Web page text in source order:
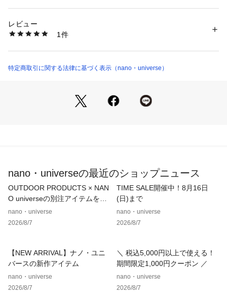
「ダメリーノ」のパンツの裾幅、丈感に合わせ、アッパーとソ
ール巾などを細かく設定したスニーカー。
・モノトーンで設計したシンプルデザイン
■コーディネート
・Damerinoに合わせて着用するのがおすすめ
・カジュアルなお休みの日の足元でも活躍するアイテム
※サンプルにて撮影、採寸を行う為、実際にお届けする商品と
仕様やサイズが異なる場合がございます。予約時は生産の都合
了承下さい。
※光の当たり具合や撮影環境により色味が異なる場合がござい
ます。正しい色味はスタジオ画像の色味をご参照ください。
※こちらの商品はナノ・ユニバースオフィシャルサイトでの試
素材：（甲部）牛革（底材の種類）合成底
洗濯：-
※詳しい洗濯方法については、商品の品質表示タグをご覧ください
6685234201 （ショップ）
レビュー
1件
特定商取引に関する法律に基づく表示（nano・universe）
nano・universeの最近のショップニュース
OUTDOOR PRODUCTS × NAN
O universeの別注アイテムをご
紹介！
nano・universe
2026/8/7
TIME SALE開催中！8月16日
(日)まで
nano・universe
2026/8/7
【NEW ARRIVAL】ナノ・ユニ
バースの新作アイテム
nano・universe
2026/8/7
＼ 税込5,000円以上で使える！
期間限定1,000円クーポン ／
nano・universe
2026/8/7